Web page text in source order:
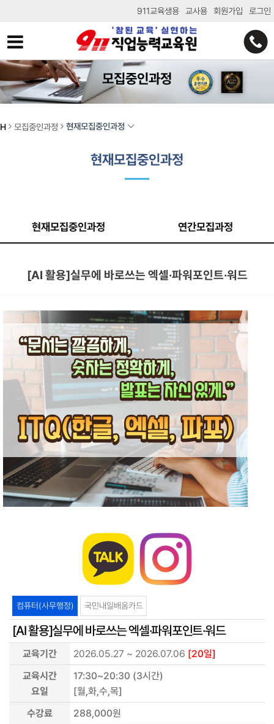
911교육생용 교사용 회원가입 로그인
모집중인과정
H 모집중인과정 현재모집중인과정
현재모집중인과정
현재모집중인과정 연간모집과정
[AI 활용]실무에 바로쓰는 엑셀·파워포인트·워드
컴퓨터(사무행정) 국민내일배움카드
[AI 활용]실무에 바로쓰는 엑셀·파워포인트·워드
교육기간 2026.05.27 ~ 2026.07.06 [20일]
교육시간
요일
17:30~20:30 (3시간)
[월,화,수,목]
수강료
288,000원